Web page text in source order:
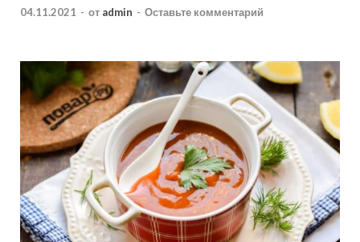
04.11.2021 - от admin - Оставьте комментарий